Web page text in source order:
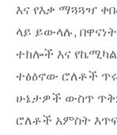
እና የእቃ ማጓጓዣ
ላይ ይውላሉ,
ተክሎች እና
ተፅዕኖው ሮለቶች
ሁኔታዎች ውስጥ
ሮለቶች አምስት